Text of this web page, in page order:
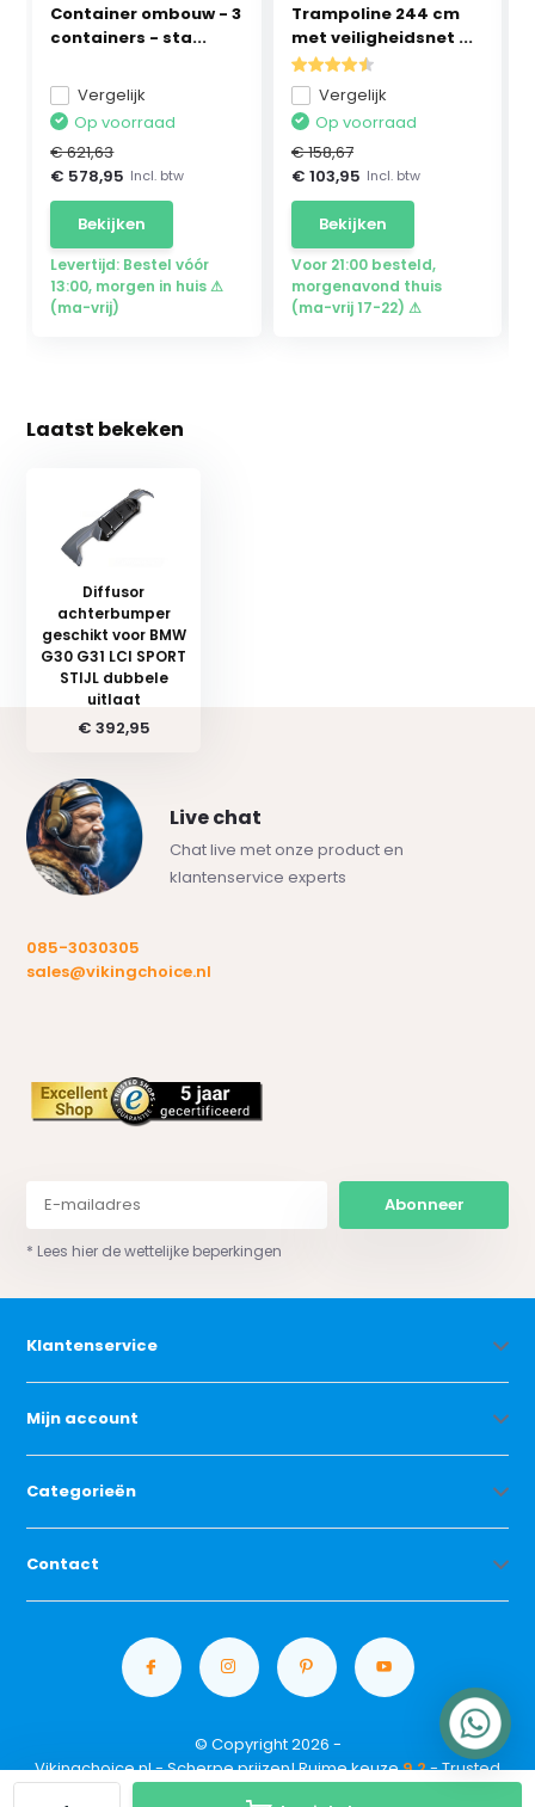
Container ombouw - 3
containers - sta...
Vergelijk
Op voorraad
€ 621,63
€ 578,95 Incl. btw
Bekijken
Levertijd: Bestel vóór
13:00, morgen in huis ⚠
(ma-vrij)
Trampoline 244 cm
met veiligheidsnet ...
Vergelijk
Op voorraad
€ 158,67
€ 103,95 Incl. btw
Bekijken
Voor 21:00 besteld,
morgenavond thuis
(ma-vrij 17-22) ⚠
Laatst bekeken
Diffusor
achterbumper
geschikt voor BMW
G30 G31 LCI SPORT
STIJL dubbele
uitlaat
€ 392,95
Live chat
Chat live met onze product en
klantenservice experts
085-3030305
sales@vikingchoice.nl
Abonneer
* Lees hier de wettelijke beperkingen
Klantenservice
Mijn account
Categorieën
Contact
© Copyright 2026 -
Vikingchoice.nl - Scherpe prijzen! Ruime keuze9.2- Trusted